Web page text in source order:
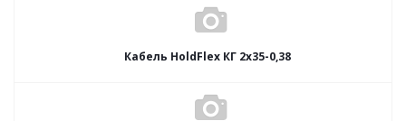
Кабель HoldFlex КГ 2x35-0,38